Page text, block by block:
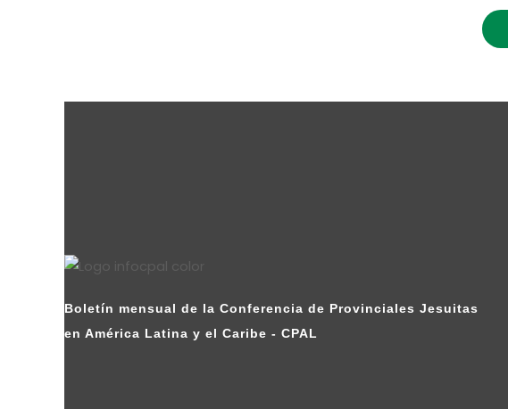
Boletín mensual de la Conferencia de Provinciales Jesuitas
en América Latina y el Caribe - CPAL